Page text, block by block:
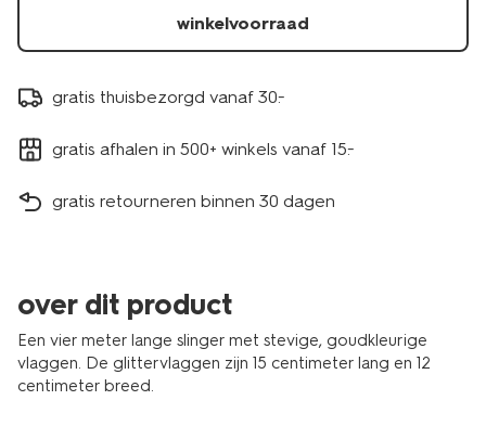
winkelvoorraad
gratis thuisbezorgd vanaf 30.-
gratis afhalen in 500+ winkels vanaf 15.-
gratis retourneren binnen 30 dagen
over dit product
Een vier meter lange slinger met stevige, goudkleurige
vlaggen. De glittervlaggen zijn 15 centimeter lang en 12
centimeter breed.